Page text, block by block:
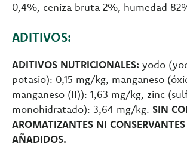
0,4%, ceniza bruta 2%, humedad
ADITIVOS:
ADITIVOS NUTRICIONALES: yodo
potasio): 0,15 mg/kg, manganeso
manganeso (II)): 1,63 mg/kg, zinc
monohidratado): 3,64 mg/kg. SIN
AROMATIZANTES NI
AÑADIDOS.